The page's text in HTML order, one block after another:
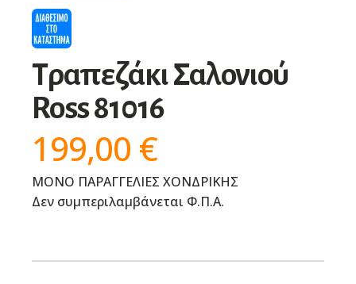
Τραπεζάκι Σαλονιού
Ross 81016
199,00 €
ΜΟΝΟ ΠΑΡΑΓΓΕΛΙΕΣ ΧΟΝΔΡΙΚΗΣ
Δεν συμπεριλαμβάνεται Φ.Π.Α.